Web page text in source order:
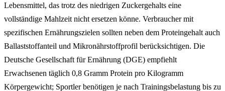
Lebensmittel, das trotz des niedrigen Zuckergehalts eine
vollständige Mahlzeit nicht ersetzen könne. Verbraucher mit
spezifischen Ernährungszielen sollten neben dem Proteingehalt auch
Ballaststoffanteil und Mikronährstoffprofil berücksichtigen. Die
Deutsche Gesellschaft für Ernährung (DGE) empfiehlt
Erwachsenen täglich 0,8 Gramm Protein pro Kilogramm
Körpergewicht; Sportler benötigen je nach Trainingsbelastung bis zu